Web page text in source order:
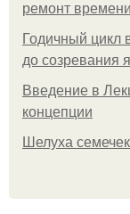
ремонт
Годичный цикл
до созревания
Введение в
концепции
Шелуха